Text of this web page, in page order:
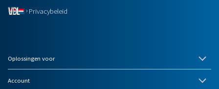
Privacybeleid
Oplossingen voor
Account